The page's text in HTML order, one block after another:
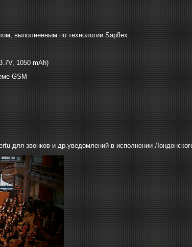
выполненным по технологии Sapflex
1050 mAh)
GSM
для звонков и др.уведомлений в исполнении